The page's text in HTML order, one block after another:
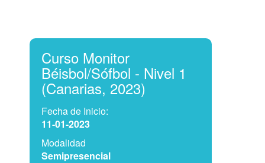
Curso Monitor
Béisbol/Sófbol - Nivel 1
(Canarias, 2023)
Fecha de Inicio:
11-01-2023
Modalidad
Semipresencial